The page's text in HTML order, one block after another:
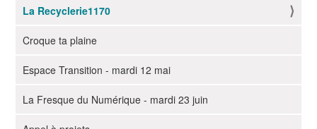
a
i
o
La Recyclerie1170
Croque ta plaine
Espace Transition - mardi 12 mai
La Fresque du Numérique - mardi 23 juin